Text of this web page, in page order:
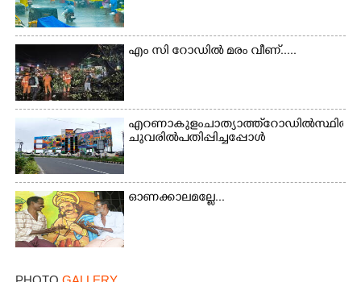
എം സി റോഡിൽ മരം വീണ്.....
എറണാകുളം ചാത്യാത്ത് റോഡിൽ സ്ഥിതി
ചുവരിൽ പതിപ്പിച്ചപ്പോൾ
ഓണക്കാലമല്ലേ...
Share this link